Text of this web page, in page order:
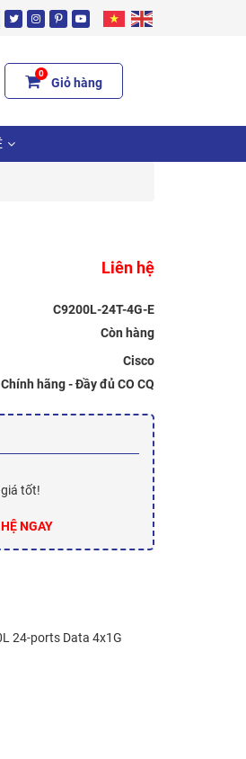
0
Giỏ hàng
Liên hệ
C9200L-24T-4G-E
Cisco
Chính hãng - Đầy đủ CO CQ
tốt!
NGAY
24-ports Data 4x1G